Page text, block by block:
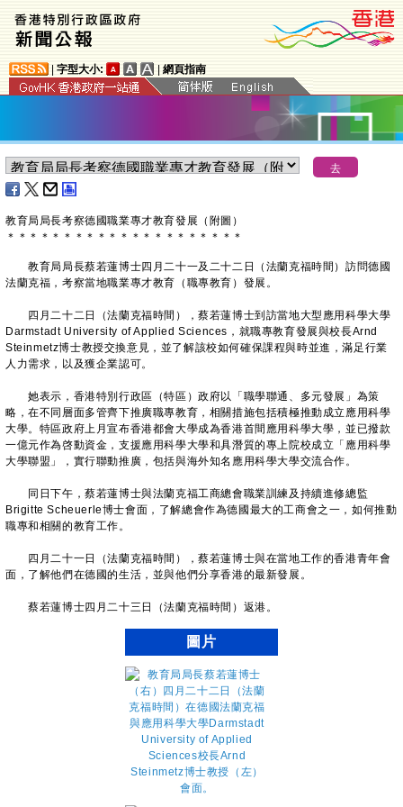
字型大小: 網頁指南
教育局局長考察德國職業專才教育發展（附圖）
＊ ＊ ＊ ＊ ＊ ＊ ＊ ＊ ＊ ＊ ＊ ＊ ＊ ＊ ＊ ＊ ＊ ＊ ＊ ＊ ＊
教育局局長蔡若蓮博士四月二十一及二十二日（法蘭克福時間）訪問德國
法蘭克福，考察當地職業專才教育（職專教育）發展。
四月二十二日（法蘭克福時間），蔡若蓮博士到訪當地大型應用科學大學
Darmstadt University of Applied Sciences，就職專教育發展與校長Arnd
Steinmetz博士教授交換意見，並了解該校如何確保課程與時並進，滿足行業
人力需求，以及獲企業認可。
她表示，香港特別行政區（特區）政府以「職學聯通、多元發展」為策
略，在不同層面多管齊下推廣職專教育，相關措施包括積極推動成立應用科學
大學。特區政府上月宣布香港都會大學成為香港首間應用科學大學，並已撥款
一億元作為啓動資金，支援應用科學大學和具潛質的專上院校成立「應用科學
大學聯盟」，實行聯動推廣，包括與海外知名應用科學大學交流合作。
同日下午，蔡若蓮博士與法蘭克福工商總會職業訓練及持續進修總監
Brigitte Scheuerle博士會面，了解總會作為德國最大的工商會之一，如何推動
職專和相關的教育工作。
四月二十一日（法蘭克福時間），蔡若蓮博士與在當地工作的香港青年會
面，了解他們在德國的生活，並與他們分享香港的最新發展。
蔡若蓮博士四月二十三日（法蘭克福時間）返港。
圖片